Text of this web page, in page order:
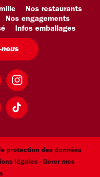
Nos restaurants
Nos engagements
Infos emballages
protection des données
légales - Gérer mes